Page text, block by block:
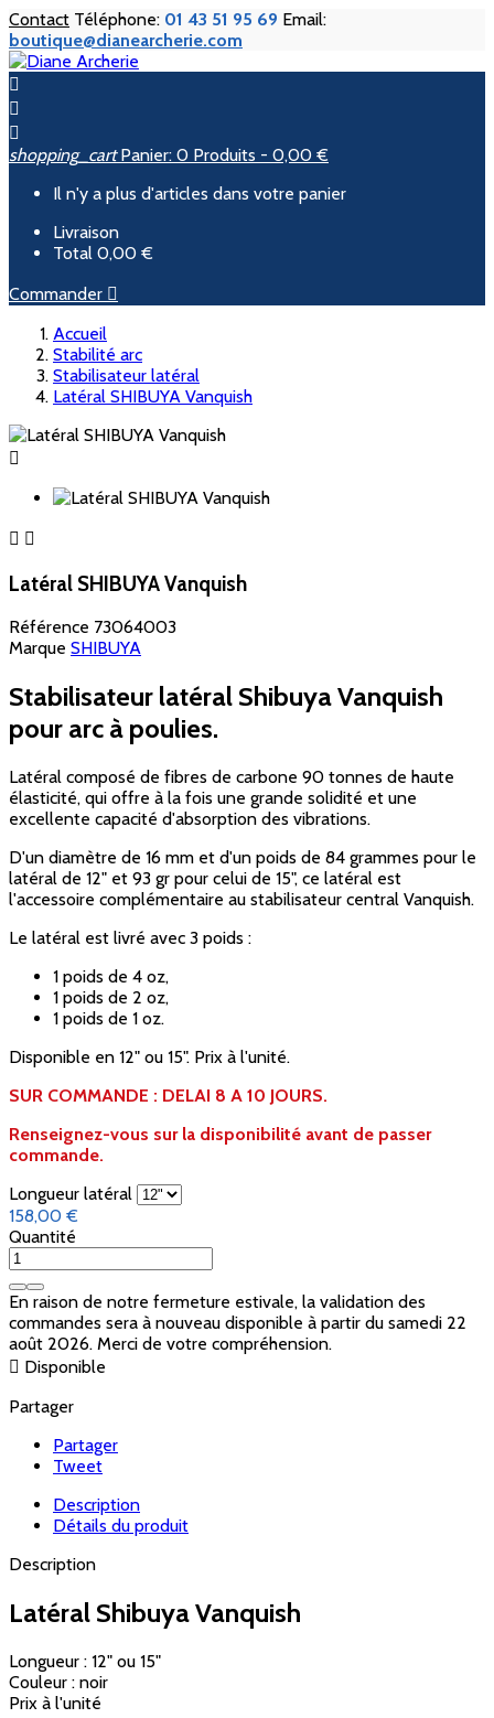
Contact Téléphone: 01 43 51 95 69 Email:
boutique@dianearcherie.com



shopping_cart Panier: 0 Produits - 0,00 €
Il n'y a plus d'articles dans votre panier
Livraison
Total 0,00 €
Commander 
Accueil
Stabilité arc
Stabilisateur latéral
Latéral SHIBUYA Vanquish

 
Latéral SHIBUYA Vanquish
Référence 73064003
Marque SHIBUYA
Stabilisateur latéral Shibuya Vanquish
pour arc à poulies.
Latéral composé de fibres de carbone 90 tonnes de haute
élasticité, qui offre à la fois une grande solidité et une
excellente capacité d'absorption des vibrations.
D'un diamètre de 16 mm et d'un poids de 84 grammes pour le
latéral de 12" et 93 gr pour celui de 15", ce latéral est
l'accessoire complémentaire au stabilisateur central Vanquish.
Le latéral est livré avec 3 poids :
1 poids de 4 oz,
1 poids de 2 oz,
1 poids de 1 oz.
Disponible en 12" ou 15". Prix à l'unité.
SUR COMMANDE : DELAI 8 A 10 JOURS.
Renseignez-vous sur la disponibilité avant de passer
commande.
Longueur latéral
158,00 €
Quantité
En raison de notre fermeture estivale, la validation des
commandes sera à nouveau disponible à partir du samedi 22
août 2026. Merci de votre compréhension.
 Disponible
Partager
Partager
Tweet
Description
Détails du produit
Description
Latéral Shibuya Vanquish
Longueur : 12" ou 15"
Couleur : noir
Prix à l'unité